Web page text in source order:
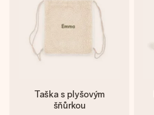
Taška s plyšovým
šňůrkou